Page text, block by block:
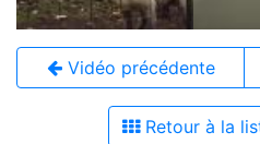
Vidéo précédente
Retour à la